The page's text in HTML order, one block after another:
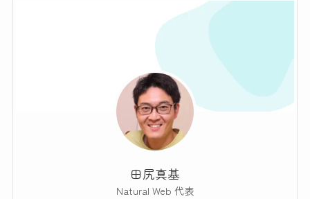
田尻真基
Natural Web 代表